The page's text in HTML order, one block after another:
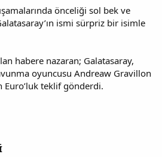
önceliği sol bek ve
ismi sürpriz bir isimle
habere nazaran; Galatasaray,
oyuncusu Andreaw Gravillon
teklif gönderdi.